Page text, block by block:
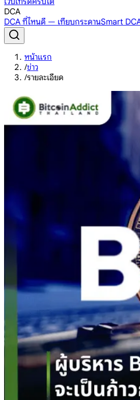
DCA
DCA ที่ไหนดี — เทียบกระดานSmart
หน้าแรก
/ข่าว
/รายละเอียด